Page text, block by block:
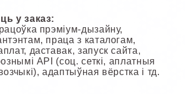
у заказ:
прэміум-дызайну,
праца з каталогам,
даставак, запуск сайта,
API (соц. сеткі, аплатныя
адаптыўная вёрстка і тд.